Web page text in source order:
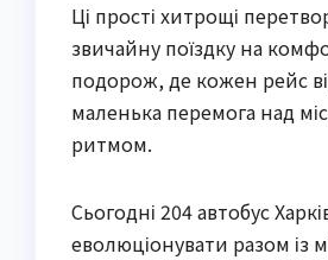
Ці прості хитрощі
звичайну поїздку на
подорож, де кожен рейс
маленька перемога над
ритмом.
Сьогодні 204 автобус
еволюціонувати разом із